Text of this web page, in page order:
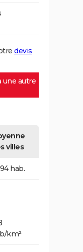
devis
une autre
villes
hab.
km²